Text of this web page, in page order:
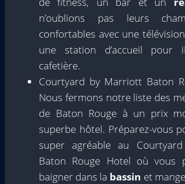
n’oublions pas leurs
confortables avec une
une station d’accueil pour
cafetière.
Courtyard by Marriott Baton
Nous fermons notre liste des
de Baton Rouge à un prix
superbe hôtel. Préparez-vous
super agréable au
Baton Rouge Hotel où vous
baigner dans la bassin et